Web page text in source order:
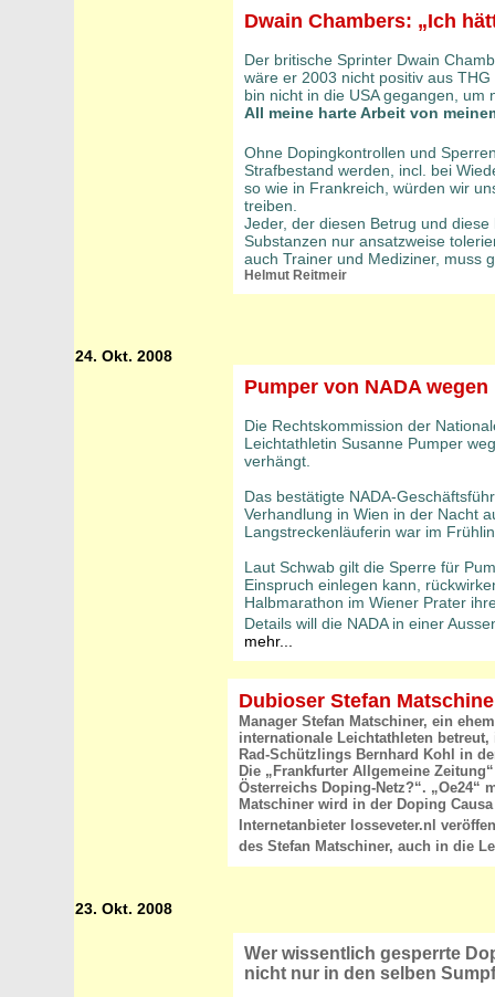
Dwain Chambers: „Ich
Der britische Sprinter Dwain
wäre er 2003 nicht positiv aus
bin nicht in die USA gegangen, um
All meine harte Arbeit von
Ohne Dopingkontrollen und
Strafbestand werden, incl. bei
so wie in Frankreich, würden wir
treiben.
Jeder, der diesen Betrug und
Substanzen nur ansatzweise
auch Trainer und Mediziner, muss
Helmut Reitmeir
24. Okt. 2008
Pumper von NADA
Die Rechtskommission der
Leichtathletin Susanne Pumper
verhängt.
Das bestätigte NADA-
Verhandlung in Wien in der Nacht
Langstreckenläuferin war im
Laut Schwab gilt die Sperre für
Einspruch einlegen kann,
Halbmarathon im Wiener Prater
Details will die NADA in einer
mehr...
Dubioser Stefan
Manager Stefan Matschiner, ein
internationale Leichtathleten
Rad-Schützlings Bernhard Kohl in
Die „Frankfurter Allgemeine
Österreichs Doping-Netz?“. „Oe24“
Matschiner wird in der Doping
Internetanbieter losseveter.nl
des Stefan Matschiner, auch in die
23. Okt. 2008
Wer wissentlich gesperrte
nicht nur in den selben